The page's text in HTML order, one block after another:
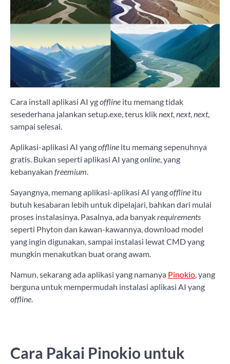
Cara install aplikasi AI ygoffline itu memang tidak
sesederhana jalankan setup.exe, terus kliknext,next,next,
sampai selesai.
Aplikasi-aplikasi AI yangoffline itu memang sepenuhnya
gratis. Bukan seperti aplikasi AI yangonline, yang
kebanyakan freemium.
Sayangnya, memang aplikasi-aplikasi AI yangoffline itu
butuh kesabaran lebih untuk dipelajari, bahkan dari mulai
proses instalasinya. Pasalnya, ada banyakrequirements
seperti Phyton dan kawan-kawannya, download model
yang ingin digunakan, sampai instalasi lewat CMD yang
mungkin menakutkan buat orang awam.
Namun, sekarang ada aplikasi yang namanya Pinokio, yang
berguna untuk mempermudah instalasi aplikasi AI yang
offline.
Cara Pakai Pinokio untuk